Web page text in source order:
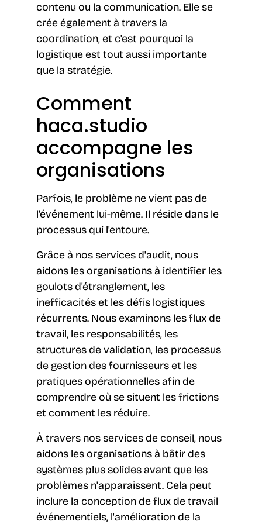
contenu ou la communication. Elle se
crée également à travers la
coordination, et c'est pourquoi la
logistique est tout aussi importante
que la stratégie.
Comment
haca.studio
accompagne les
organisations
Parfois, le problème ne vient pas de
l'événement lui-même. Il réside dans le
processus qui l'entoure.
Grâce à nos services d'audit, nous
aidons les organisations à identifier les
goulots d'étranglement, les
inefficacités et les défis logistiques
récurrents. Nous examinons les flux de
travail, les responsabilités, les
structures de validation, les processus
de gestion des fournisseurs et les
pratiques opérationnelles afin de
comprendre où se situent les frictions
et comment les réduire.
À travers nos services de conseil, nous
aidons les organisations à bâtir des
systèmes plus solides avant que les
problèmes n'apparaissent. Cela peut
inclure la conception de flux de travail
événementiels, l'amélioration de la